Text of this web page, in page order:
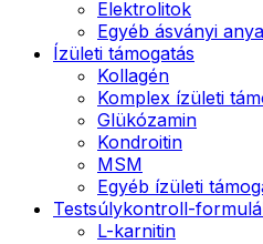
Elektrolitok
Egyéb ásványi
Ízületi támogatás
Kollagén
Komplex ízületi
Glükózamin
Kondroitin
MSM
Egyéb ízületi
Testsúlykontroll-
L-karnitin